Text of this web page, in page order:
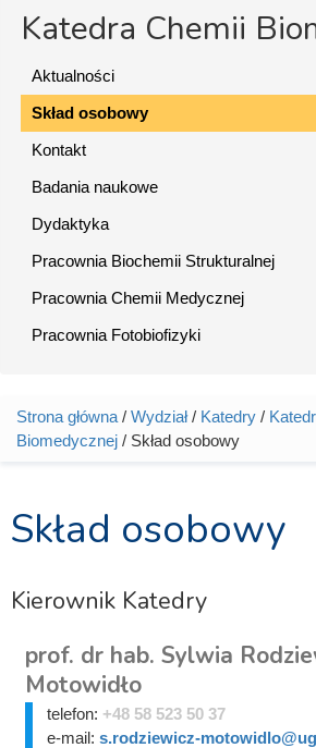
Katedra Chemii
Aktualności
Skład osobowy
Kontakt
Badania naukowe
Dydaktyka
Pracownia Biochemii Strukturalnej
Pracownia Chemii Medycznej
Pracownia Fotobiofizyki
Jesteś tutaj
Strona główna / Wydział/ Katedry /
Biomedycznej / Skład osobowy
Skład osobowy
Kierownik Katedry
prof. dr hab. Sylwia
Motowidło
telefon: +48 58 523 50 37
e-mail: s.rodziewicz-